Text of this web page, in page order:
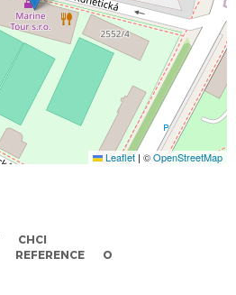
Leaflet | ©OpenStreetMap
CHCI
REFERENCE
O